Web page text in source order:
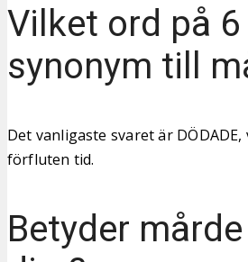
Vilket ord på
synonym till
Det vanligaste svaret är
förfluten tid.
Betyder